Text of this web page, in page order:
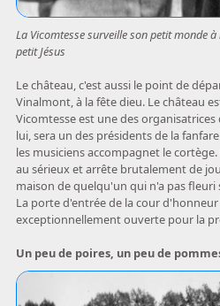
La Vicomtesse surveille son petit monde
petit Jésus
Le château, c'est aussi le point de
Vinalmont, à la fête dieu. Le château
Vicomtesse est une des
lui, sera un des présidents de la
les musiciens accompagnet le
au sérieux et arrête brutalement de
maison de quelqu'un qui n'a pas fleuri
La porte d'entrée de la cour
exceptionnellement ouverte pour la
Un peu de poires, un peu de